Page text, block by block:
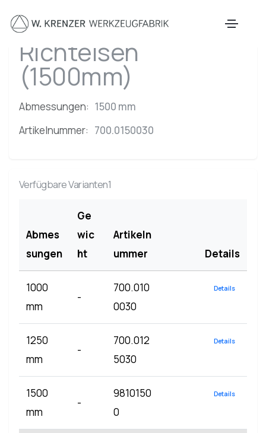
Richteisen
(1500mm)
Abmessungen: 1500 mm
Artikelnummer: 700.0150030
Verfügbare Varianten1
Abmes
sungen
Ge
wic
ht
Artikeln
ummer
Details
1000
mm
-
700.010
0030
Details
1250
mm
-
700.012
5030
Details
1500
mm
-
9810150
0
Details